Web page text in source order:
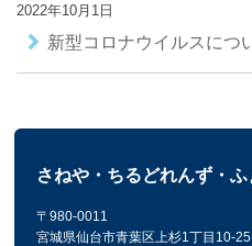
2022年10月1日
新型コロナウイルスにつ
さねや・ちるどれんず・ふ
〒980-0011
宮城県仙台市青葉区上杉1丁目10-25